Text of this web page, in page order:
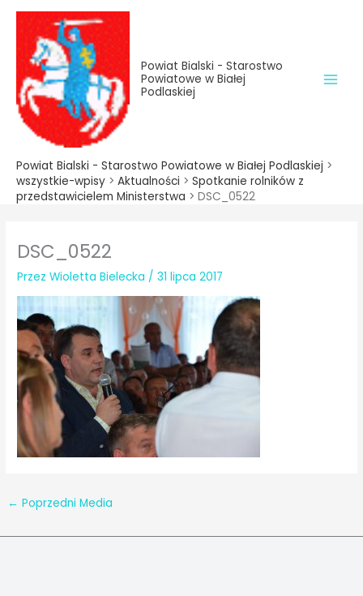
treści
Przejdź
treści
Powiat Bialski - Starostwo
Powiatowe w Białej
Podlaskiej
Powiat Bialski - Starostwo Powiatowe w Białej Podlaskiej >
wszystkie-wpisy > Aktualności > Spotkanie rolników z
przedstawicielem Ministerstwa > DSC_0522
DSC_0522
PrzezWioletta Bielecka /31 lipca 2017
← Poprzedni Media